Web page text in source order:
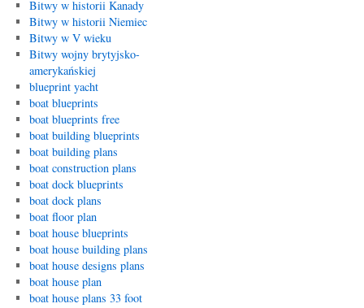
Bitwy w historii Kanady
Bitwy w historii Niemiec
Bitwy w V wieku
Bitwy wojny brytyjsko-
amerykańskiej
blueprint yacht
boat blueprints
boat blueprints free
boat building blueprints
boat building plans
boat construction plans
boat dock blueprints
boat dock plans
boat floor plan
boat house blueprints
boat house building plans
boat house designs plans
boat house plan
boat house plans 33 foot